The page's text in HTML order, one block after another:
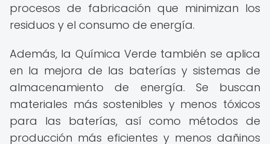
procesos de fabricación que minimizan los
residuos y el consumo de energía.
Además, la Química Verde también se aplica
en la mejora de las baterías y sistemas de
almacenamiento de energía. Se buscan
materiales más sostenibles y menos tóxicos
para las baterías, así como métodos de
producción más eficientes y menos dañinos